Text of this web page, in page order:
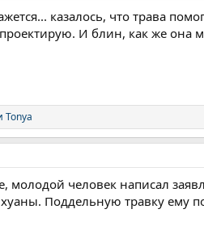
казалось, что трава
И блин, как же она
Tonya
молодой человек написал
Поддельную травку ему